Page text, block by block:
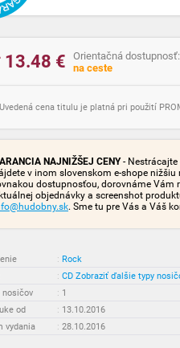
13.48 €
Orientačná dostupnosť:
na ceste
cena titulu je platná pri použití
NAJNIŽŠEJ CENY- Nestrácajte
v inom slovenskom e-shope
dostupnosťou, dorovnáme Vám
objednávky a screenshot
. Sme tu pre Vás a Váš
: Rock
: CD Zobraziť ďalšie typy
nosičov
: 1
od
: 13.10.2016
vydania
: 28.10.2016